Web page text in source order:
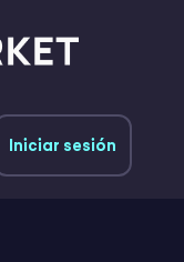
Iniciar sesión